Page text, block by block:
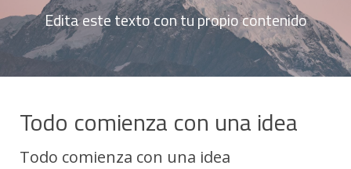
Edita este texto con tu propio contenido
Todo comienza con una idea
Todo comienza con una idea